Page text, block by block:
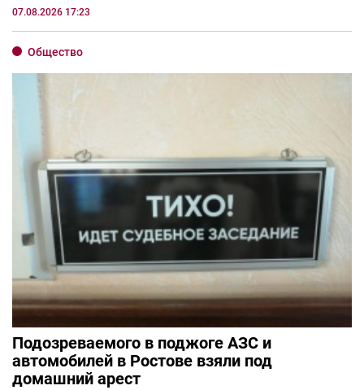
07.08.2026 17:23
Общество
Подозреваемого в поджоге АЗС и
автомобилей в Ростове взяли под
домашний арест